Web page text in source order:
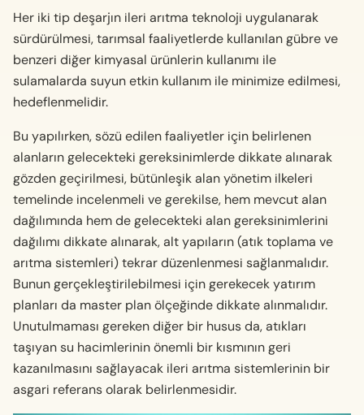
Her iki tip deşarjın ileri arıtma teknoloji uygulanarak
sürdürülmesi, tarımsal faaliyetlerde kullanılan gübre ve
benzeri diğer kimyasal ürünlerin kullanımı ile
sulamalarda suyun etkin kullanım ile minimize edilmesi,
hedeflenmelidir.
Bu yapılırken, sözü edilen faaliyetler için belirlenen
alanların gelecekteki gereksinimlerde dikkate alınarak
gözden geçirilmesi, bütünleşik alan yönetim ilkeleri
temelinde incelenmeli ve gerekilse, hem mevcut alan
dağılımında hem de gelecekteki alan gereksinimlerini
dağılımı dikkate alınarak, alt yapıların (atık toplama ve
arıtma sistemleri) tekrar düzenlenmesi sağlanmalıdır.
Bunun gerçekleştirilebilmesi için gerekecek yatırım
planları da master plan ölçeğinde dikkate alınmalıdır.
Unutulmaması gereken diğer bir husus da, atıkları
taşıyan su hacimlerinin önemli bir kısmının geri
kazanılmasını sağlayacak ileri arıtma sistemlerinin bir
asgari referans olarak belirlenmesidir.